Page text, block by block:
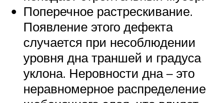
Поперечное растрескивание.
Появление этого дефекта
случается при несоблюдении
уровня дна траншей и градуса
уклона. Неровности дна – это
неравномерное распределение